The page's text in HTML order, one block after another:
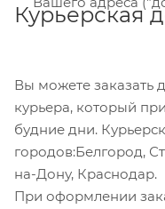
Для данного
Курьерская
Вы можете заказать
курьера, который
будние дни.
городов:Белгород,
на-Дону, Краснодар.
При оформлении